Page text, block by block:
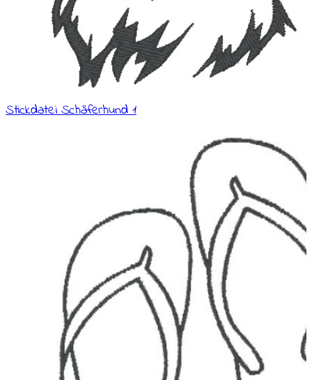
Stickdatei Schäferhund 1